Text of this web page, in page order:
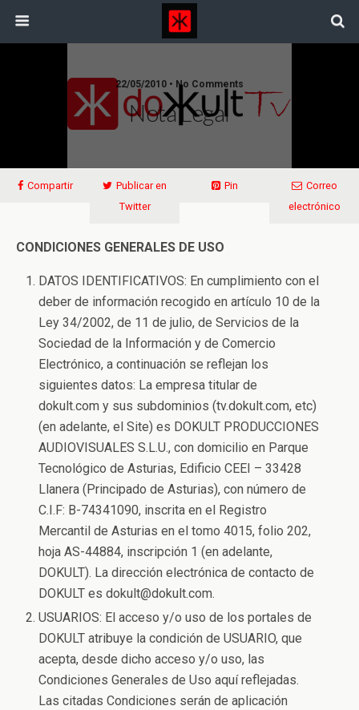
22/05/2010 • No Comments
Nota Legal
Compartir
Publicar en
Twitter
Pin
Correo
electrónico
CONDICIONES GENERALES DE USO
DATOS IDENTIFICATIVOS: En cumplimiento con el
deber de información recogido en artículo 10 de la
Ley 34/2002, de 11 de julio, de Servicios de la
Sociedad de la Información y de Comercio
Electrónico, a continuación se reflejan los
siguientes datos: La empresa titular de
dokult.com y sus subdominios (tv.dokult.com, etc)
(en adelante, el Site) es DOKULT PRODUCCIONES
AUDIOVISUALES S.L.U., con domicilio en Parque
Tecnológico de Asturias, Edificio CEEI – 33428
Llanera (Principado de Asturias), con número de
C.I.F: B-74341090, inscrita en el Registro
Mercantil de Asturias en el tomo 4015, folio 202,
hoja AS-44884, inscripción 1 (en adelante,
DOKULT). La dirección electrónica de contacto de
DOKULT es dokult@dokult.com.
USUARIOS: El acceso y/o uso de los portales de
DOKULT atribuye la condición de USUARIO, que
acepta, desde dicho acceso y/o uso, las
Condiciones Generales de Uso aquí reflejadas.
Las citadas Condiciones serán de aplicación